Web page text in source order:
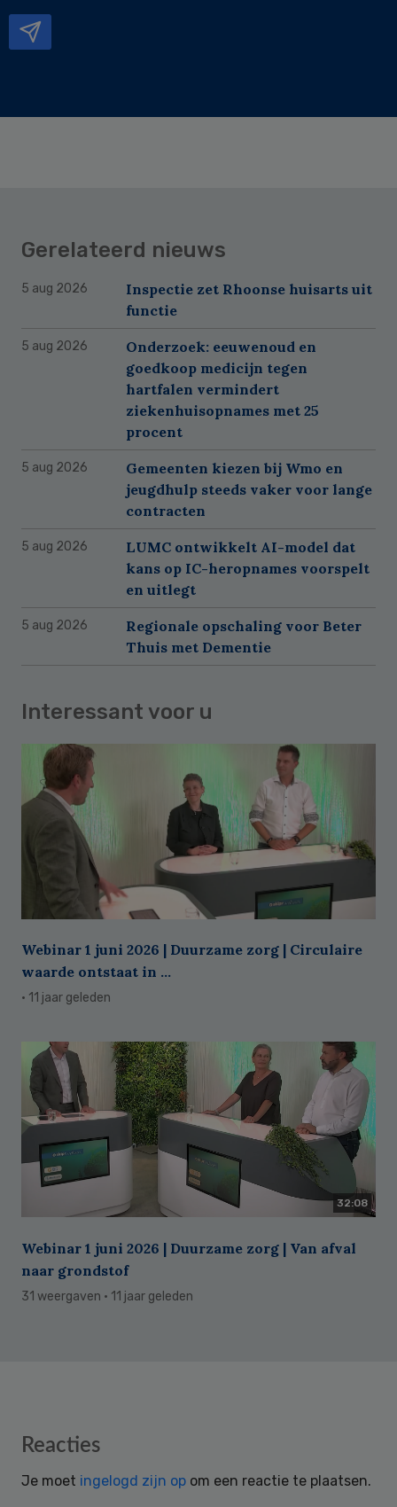
Gerelateerd nieuws
5 aug 2026
Inspectie zet Rhoonse huisarts uit
functie
5 aug 2026
Onderzoek: eeuwenoud en
goedkoop medicijn tegen
hartfalen vermindert
ziekenhuisopnames met 25
procent
5 aug 2026
Gemeenten kiezen bij Wmo en
jeugdhulp steeds vaker voor lange
contracten
5 aug 2026
LUMC ontwikkelt AI-model dat
kans op IC-heropnames voorspelt
en uitlegt
5 aug 2026
Regionale opschaling voor Beter
Thuis met Dementie
Interessant voor u
Webinar 1 juni 2026 | Duurzame zorg | Circulaire
waarde ontstaat in ...
· 11 jaar geleden
32:08
Webinar 1 juni 2026 | Duurzame zorg | Van afval
naar grondstof
31 weergaven · 11 jaar geleden
Reader
Reacties
Je moet ingelogd zijn op om een reactie te plaatsen.